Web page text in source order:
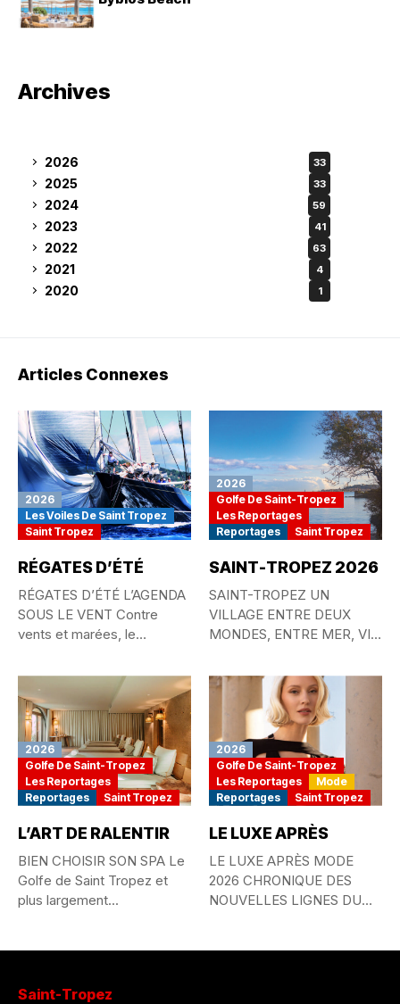
Archives
2026 33
2025 33
2024 59
2023 41
2022 63
2021 4
2020 1
Articles Connexes
2026
Les Voiles De Saint Tropez
Saint Tropez
RÉGATES D’ÉTÉ
RÉGATES D’ÉTÉ L’AGENDA
SOUS LE VENT Contre
vents et marées, le
2026
Golfe De Saint-Tropez
Les Reportages
Reportages
Saint Tropez
SAINT-TROPEZ 2026
SAINT-TROPEZ UN
VILLAGE ENTRE DEUX
MONDES, ENTRE MER, VIE
MYTHE...
2026
Golfe De Saint-Tropez
Les Reportages
Reportages
Saint Tropez
L’ART DE RALENTIR
BIEN CHOISIR SON SPA Le
Golfe de Saint Tropez et
plus largement...
2026
Golfe De Saint-Tropez
Les Reportages
Mode
Reportages
Saint Tropez
LE LUXE APRÈS
LE LUXE APRÈS MODE
2026 CHRONIQUE DES
NOUVELLES LIGNES DU
Saint-Tropez